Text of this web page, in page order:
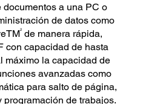
a una PC o
de datos como
2 de manera rápida,
con capacidad de hasta
máximo la capacidad de
avanzadas como
para salto de página,
de trabajos.